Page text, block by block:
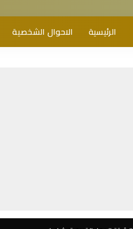
الرئيسية الاحوال الشخصية